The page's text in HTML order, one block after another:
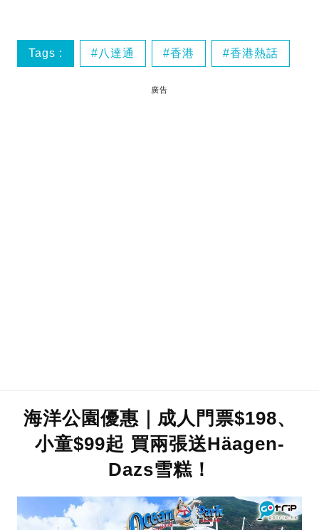
Tags : 八達通 香港 香港熱話
廣告
海洋公園優惠｜成人門票$198、
小童$99起 買兩張送Häagen-
Dazs雪糕！